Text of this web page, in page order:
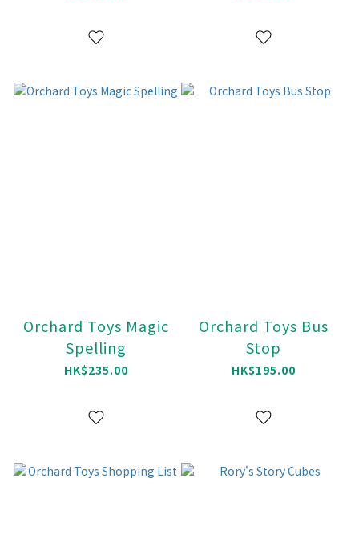
Orchard Toys Magic
Spelling
HK$235.00
Orchard Toys Bus
Stop
HK$195.00